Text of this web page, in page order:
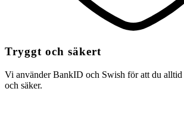
Tryggt och säkert
Vi använder BankID och Swish för att du
och säker.